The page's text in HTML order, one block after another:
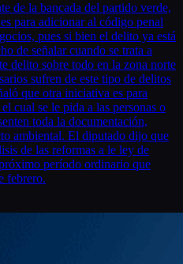
de la bancada del partido verde,
para adicionar al código penal
pues si bien el delito ya está
de señalar cuando se trata a
delito sobre todo en la zona norte
sufren de este tipo de delitos
que otra iniciativa es para
cual se le pida a las personas o
toda la documentación,
ambiental. El diputado dijo que
de las reformas a le ley de
período ordinario que
febrero.